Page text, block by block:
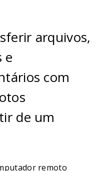
arquivos,
e
com
de um
remoto